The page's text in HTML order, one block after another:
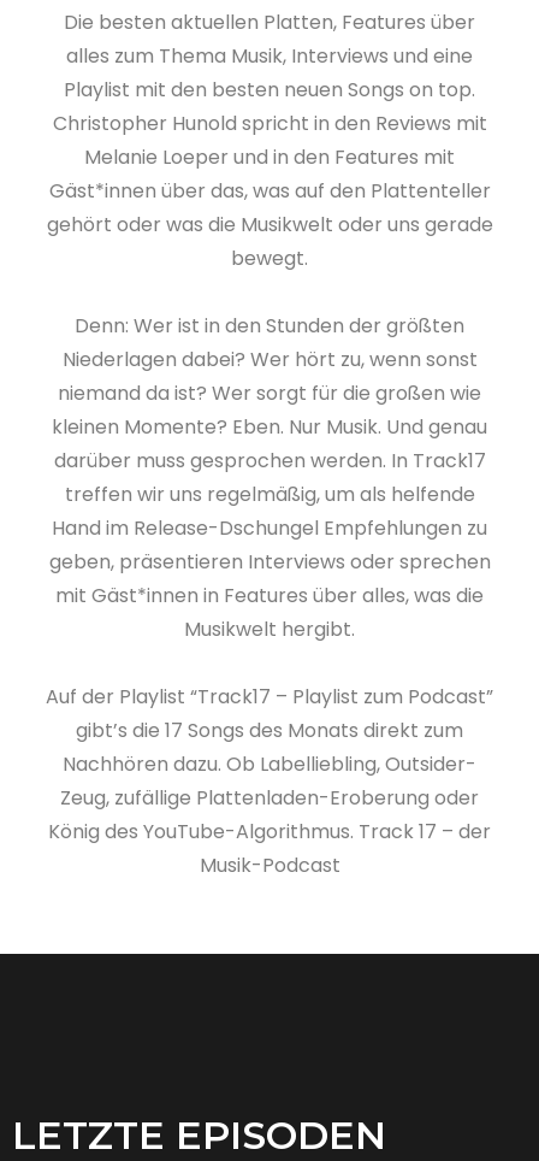
Die besten aktuellen Platten, Features über
alles zum Thema Musik, Interviews und eine
Playlist mit den besten neuen Songs on top.
Christopher Hunold spricht in den Reviews mit
Melanie Loeper und in den Features mit
Gäst*innen über das, was auf den Plattenteller
gehört oder was die Musikwelt oder uns gerade
bewegt.
Denn: Wer ist in den Stunden der größten
Niederlagen dabei? Wer hört zu, wenn sonst
niemand da ist? Wer sorgt für die großen wie
kleinen Momente? Eben. Nur Musik. Und genau
darüber muss gesprochen werden. In Track17
treffen wir uns regelmäßig, um als helfende
Hand im Release-Dschungel Empfehlungen zu
geben, präsentieren Interviews oder sprechen
mit Gäst*innen in Features über alles, was die
Musikwelt hergibt.
Auf der Playlist “Track17 – Playlist zum Podcast”
gibt’s die 17 Songs des Monats direkt zum
Nachhören dazu. Ob Labelliebling, Outsider-
Zeug, zufällige Plattenladen-Eroberung oder
König des YouTube-Algorithmus. Track 17 – der
Musik-Podcast
LETZTE EPISODEN